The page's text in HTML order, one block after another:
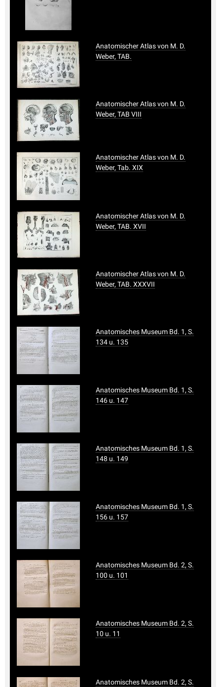
Anatomischer Atlas von M. D.
Weber, TAB.
Anatomischer Atlas von M. D.
Weber, TAB VIII
Anatomischer Atlas von M. D.
Weber, Tab. XIX
Anatomischer Atlas von M. D.
Weber, TAB. XVII
Anatomischer Atlas von M. D.
Weber, TAB. XXXVII
Anatomisches Museum Bd. 1, S.
134 u. 135
Anatomisches Museum Bd. 1, S.
146 u. 147
Anatomisches Museum Bd. 1, S.
148 u. 149
Anatomisches Museum Bd. 1, S.
156 u. 157
Anatomisches Museum Bd. 2, S.
100 u. 101
Anatomisches Museum Bd. 2, S.
10 u. 11
Anatomisches Museum Bd. 2, S.